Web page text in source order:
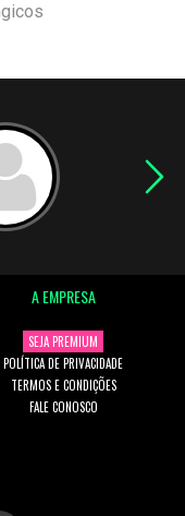
A EMPRESA
SEJA PREMIUM
POLÍTICA DE PRIVACIDADE
TERMOS E CONDIÇÕES
FALE CONOSCO